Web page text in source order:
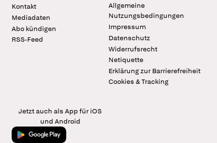
Kontakt
Mediadaten
Abo kündigen
RSS-Feed
Allgemeine
Nutzungsbedingungen
Impressum
Datenschutz
Widerrufsrecht
Netiquette
Erklärung zur Barrierefreiheit
Cookies & Tracking
Jetzt auch als App für iOS
und Android
Jetzt bei Google Play